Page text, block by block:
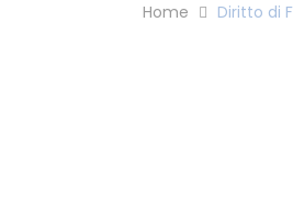
Home Diritto di